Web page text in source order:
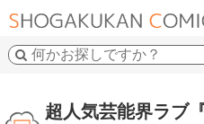
超人気芸能界ラブ